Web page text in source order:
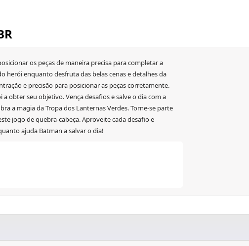
os peças de maneira precisa para completar a
herói enquanto desfruta das belas cenas e detalhes da
e precisão para posicionar as peças corretamente.
obter seu objetivo. Vença desafios e salve o dia com a
a magia da Tropa dos Lanternas Verdes. Torne-se parte
jogo de quebra-cabeça. Aproveite cada desafio e
ajuda Batman a salvar o dia!